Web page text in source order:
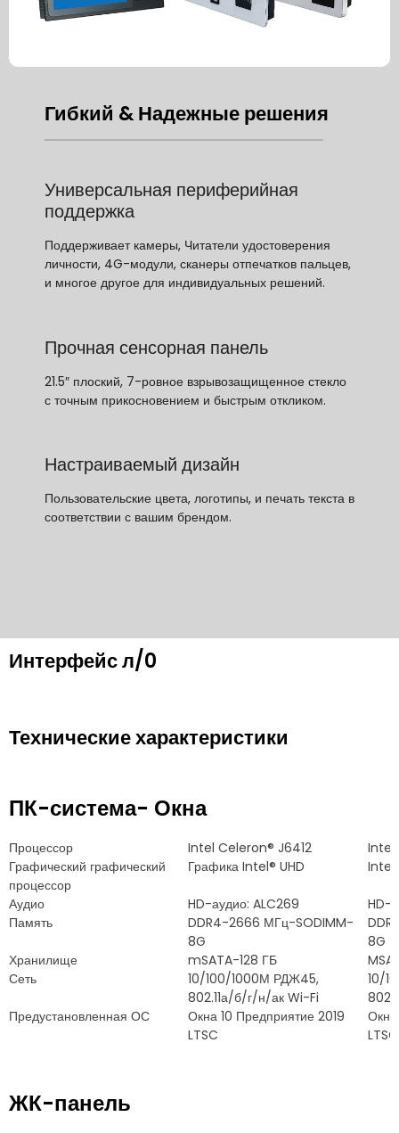
Гибкий & Надежные решения
Универсальная периферийная
поддержка
Поддерживает камеры, Читатели удостоверения
личности, 4G-модули, сканеры отпечатков пальцев,
и многое другое для индивидуальных решений.
Прочная сенсорная панель
21.5″ плоский, 7-ровное взрывозащищенное стекло
с точным прикосновением и быстрым откликом.
Настраиваемый дизайн
Пользовательские цвета, логотипы, и печать текста в
соответствии с вашим брендом.
Интерфейс л/0
Технические характеристики
ПК-система- Окна
Процессор Intel Celeron® J6412
Графический графический
процессор
Графика Intel® UHD
Аудио HD-аудио: ALC269
HD-
Память
DDR4-2666 МГц-SODIMM-
8G
8G
Хранилище
mSATA-128 ГБ
Сеть
10/100/1000М РДЖ45,
802.11а/б/г/н/ак Wi-Fi
10/
Предустановленная ОС
Окна 10 Предприятие 2019
LTSC
Окна
LTSC
ЖК-панель